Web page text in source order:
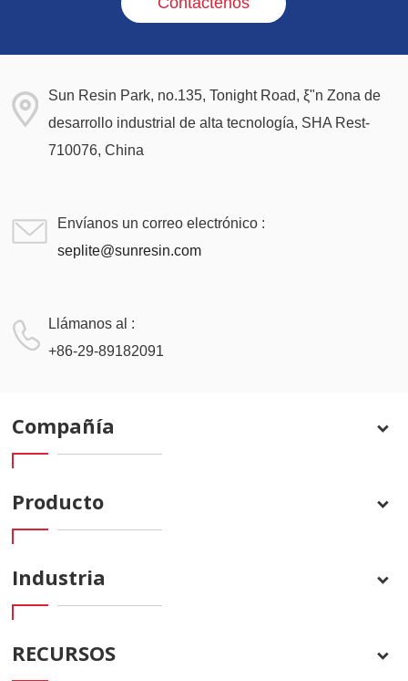
Sun Resin Park, no.135, Tonight Road, ξ"n Zona de
desarrollo industrial de alta tecnología, SHA Rest-
710076, China
Envíanos un correo electrónico :
seplite@sunresin.com
Llámanos al :
+86-29-89182091
Compañía
Producto
Industria
RECURSOS